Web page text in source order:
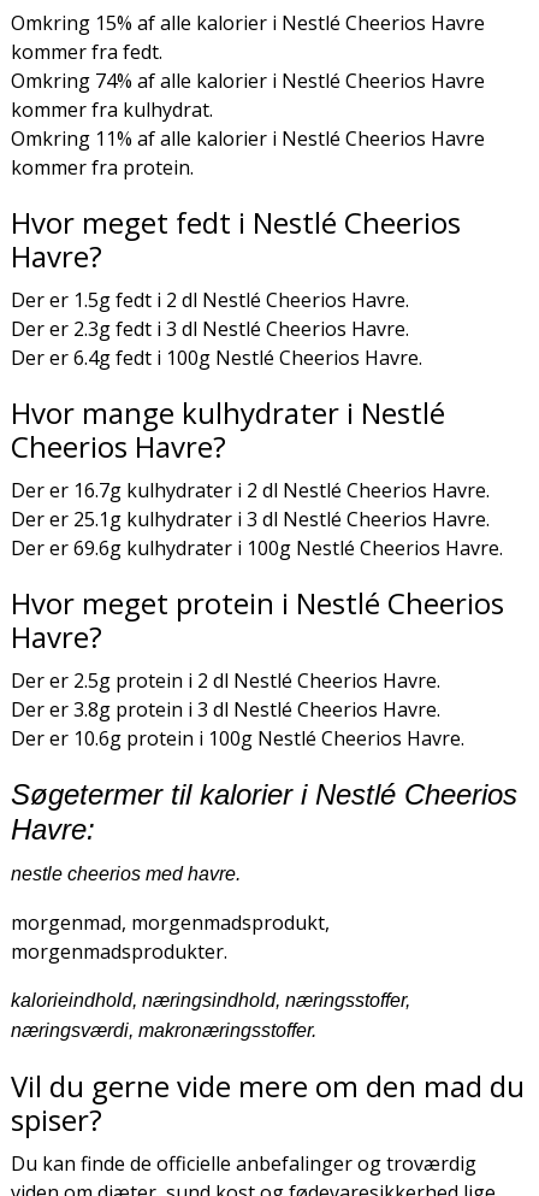
Omkring 15% af alle kalorier i Nestlé Cheerios Havre
kommer fra fedt.
Omkring 74% af alle kalorier i Nestlé Cheerios Havre
kommer fra kulhydrat.
Omkring 11% af alle kalorier i Nestlé Cheerios Havre
kommer fra protein.
Hvor meget fedt i Nestlé Cheerios
Havre?
Der er 1.5g fedt i 2 dl Nestlé Cheerios Havre.
Der er 2.3g fedt i 3 dl Nestlé Cheerios Havre.
Der er 6.4g fedt i 100g Nestlé Cheerios Havre.
Hvor mange kulhydrater i Nestlé
Cheerios Havre?
Der er 16.7g kulhydrater i 2 dl Nestlé Cheerios Havre.
Der er 25.1g kulhydrater i 3 dl Nestlé Cheerios Havre.
Der er 69.6g kulhydrater i 100g Nestlé Cheerios Havre.
Hvor meget protein i Nestlé Cheerios
Havre?
Der er 2.5g protein i 2 dl Nestlé Cheerios Havre.
Der er 3.8g protein i 3 dl Nestlé Cheerios Havre.
Der er 10.6g protein i 100g Nestlé Cheerios Havre.
Søgetermer til kalorier i Nestlé Cheerios
Havre:
nestle cheerios med havre.
morgenmad, morgenmadsprodukt,
morgenmadsprodukter.
kalorieindhold, næringsindhold, næringsstoffer,
næringsværdi, makronæringsstoffer.
Vil du gerne vide mere om den mad du
spiser?
Du kan finde de officielle anbefalinger og troværdig